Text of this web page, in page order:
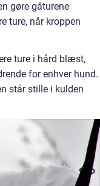
gøre gåturene
ture, når kroppen
ture i hård blæst,
for enhver hund.
står stille i kulden